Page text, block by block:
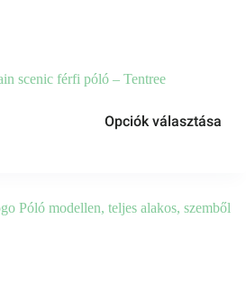
scenic férfi póló – Tentree
Opciók választása